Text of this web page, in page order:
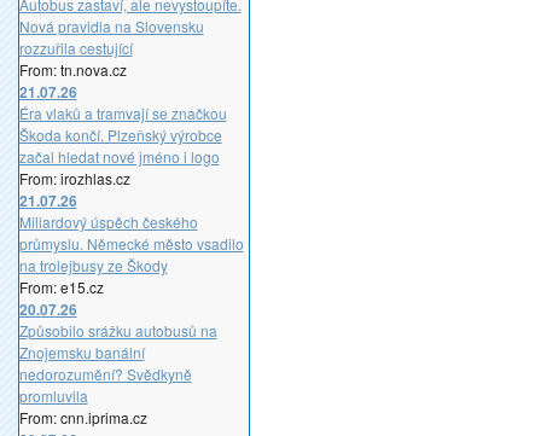
Autobus zastaví, ale nevystoupíte.
Nová pravidla na Slovensku
rozzuřila cestující
From: tn.nova.cz
21.07.26
Éra vlaků a tramvají se značkou
Škoda končí. Plzeňský výrobce
začal hledat nové jméno i logo
From: irozhlas.cz
21.07.26
Miliardový úspěch českého
průmyslu. Německé město vsadilo
na trolejbusy ze Škody
From: e15.cz
20.07.26
Způsobilo srážku autobusů na
Znojemsku banální
nedorozumění? Svědkyně
promluvila
From: cnn.iprima.cz